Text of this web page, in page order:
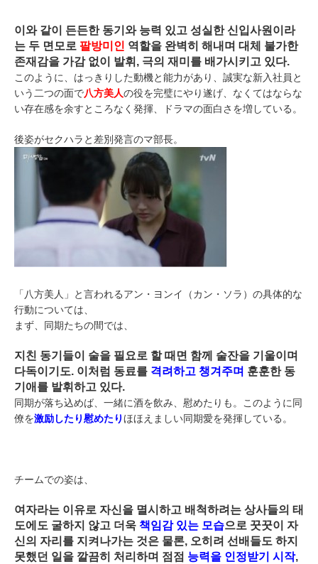
이와 같이 든든한 동기와 능력 있고 성실한 신입사원이라
는 두 면모로 팔방미인 역할을 완벽히 해내며 대체 불가한
존재감을 가감 없이 발휘, 극의 재미를 배가시키고 있다.
このように、はっきりした動機と能力があり、誠実な新入社員と
いう二つの面で八方美人の役を完璧にやり遂げ、なくてはならな
い存在感を余すところなく発揮、ドラマの面白さを増している。
後姿がセクハラと差別発言のマ部長。
「八方美人」と言われるアン・ヨンイ（カン・ソラ）の具体的な
行動については、
まず、同期たちの間では、
지친 동기들이 술을 필요로 할 때면 함께 술잔을 기울이며
다독이기도. 이처럼 동료를 격려하고 챙겨주며 훈훈한 동
기애를 발휘하고 있다.
同期が落ち込めば、一緒に酒を飲み、慰めたりも。このように同
僚を激励したり慰めたりほほえましい同期愛を発揮している。
チームでの姿は、
여자라는 이유로 자신을 멸시하고 배척하려는 상사들의 태
도에도 굴하지 않고 더욱 책임감 있는 모습으로 꿋꿋이 자
신의 자리를 지켜나가는 것은 물론, 오히려 선배들도 하지
못했던 일을 깔끔히 처리하며 점점 능력을 인정받기 시작,